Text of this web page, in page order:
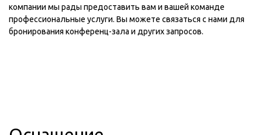
компании мы рады предоставить вам и вашей команде
профессиональные услуги. Вы можете связаться с нами для
бронирования конференц-зала и других запросов.